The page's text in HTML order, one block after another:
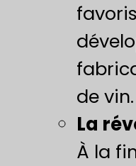
de vin.
La
À la